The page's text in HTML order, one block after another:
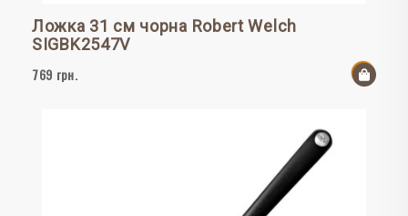
Ложка 31 см чорна Robert Welch
SIGBK2547V
769 грн.
До